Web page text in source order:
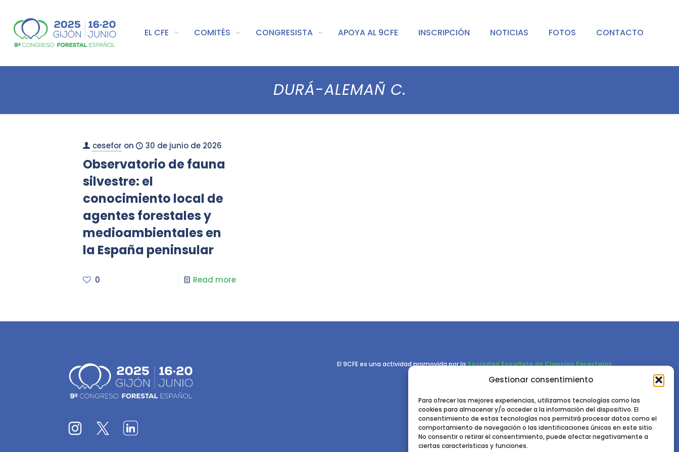
Gestionar consentimiento
Para ofrecer las mejores experiencias, utilizamos tecnologías como las
cookies para almacenar y/o acceder a la información del dispositivo. El
consentimiento de estas tecnologías nos permitirá procesar datos como el
comportamiento de navegación o las identificaciones únicas en este sitio.
No consentir o retirar el consentimiento, puede afectar negativamente a
ciertas características y funciones.
EL CFE COMITÉS CONGRESISTA APOYA AL 9CFE INSCRIPCIÓN NOTICIAS FOTOS CONTACTO
DURÁ-ALEMAÑ C.
cesefor on 30 de junio de 2026
Observatorio de fauna
silvestre: el
conocimiento local de
agentes forestales y
medioambientales en
la España peninsular
0 Read more
El 9CFE es una actividad promovida por laSociedad Española de Ciencias Forestales
Instituto de Ciencias Forestales, INIA-CSIC